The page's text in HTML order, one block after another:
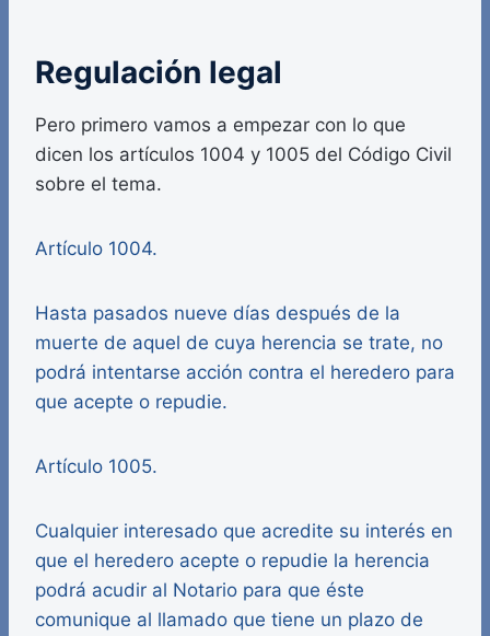
Regulación legal
Pero primero vamos a empezar con lo que
dicen los artículos 1004 y 1005 del Código Civil
sobre el tema.
Artículo 1004.
Hasta pasados nueve días después de la
muerte de aquel de cuya herencia se trate, no
podrá intentarse acción contra el heredero para
que acepte o repudie.
Artículo 1005.
Cualquier interesado que acredite su interés en
que el heredero acepte o repudie la herencia
podrá acudir al Notario para que éste
comunique al llamado que tiene un plazo de